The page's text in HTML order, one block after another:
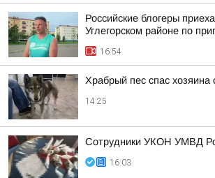
Российские блогеры
Углегорском районе по
16:54
Храбрый пес спас
14:25
Сотрудники УКОН УМВД
16:03